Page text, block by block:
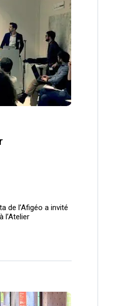
de l’Afigéo a invité
l’Atelier